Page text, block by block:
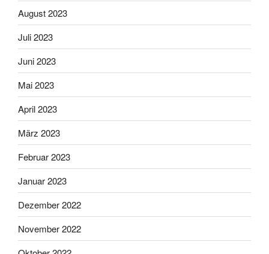
August 2023
Juli 2023
Juni 2023
Mai 2023
April 2023
März 2023
Februar 2023
Januar 2023
Dezember 2022
November 2022